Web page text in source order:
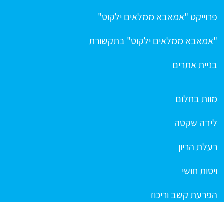
פרוייקט "אמאבא ממלאים ילקוט"
"אמאבא ממלאים ילקוט" בתקשורת
בניית אתרים
מוות בחלום
לידה שקטה
רעלת הריון
ויסות חושי
הפרעת קשב וריכוז